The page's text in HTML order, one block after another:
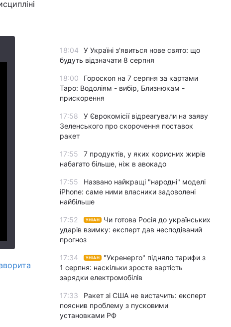
18:04
У Україні з'явиться нове свято: що
будуть відзначати 8 серпня
18:00
Гороскоп на 7 серпня за картами
Таро: Водоліям - вибір, Близнюкам -
прискорення
17:58
У Єврокомісії відреагували на заяву
Зеленського про скорочення поставок
ракет
17:55
7 продуктів, у яких корисних жирів
набагато більше, ніж в авокадо
17:55
Названо найкращі "народні" моделі
iPhone: саме ними власники задоволені
найбільше
17:52 УНІАН
Чи готова Росія до українських
ударів взимку: експерт дав несподіваний
прогноз
17:34 УНІАН
"Укренерго" підняло тарифи з
1 серпня: наскільки зросте вартість
зарядки електромобілів
17:33
Ракет зі США не вистачить: експерт
пояснив проблему з пусковими
установками РФ